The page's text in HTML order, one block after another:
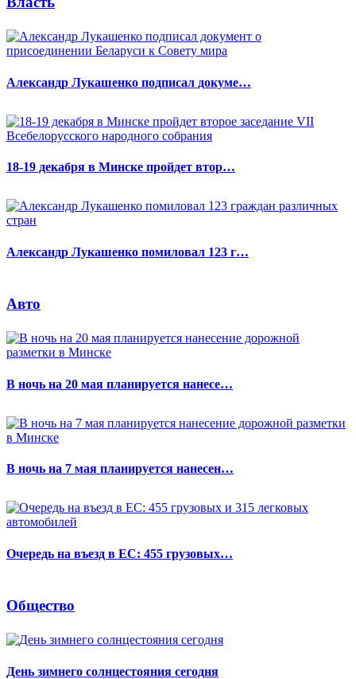
Александр Лукашенко подписал докуме…
18-19 декабря в Минске пройдет втор…
Александр Лукашенко помиловал 123 г…
Авто
В ночь на 20 мая планируется нанесе…
В ночь на 7 мая планируется нанесен…
Очередь на въезд в ЕС: 455 грузовых…
Общество
День зимнего солнцестояния сегодня